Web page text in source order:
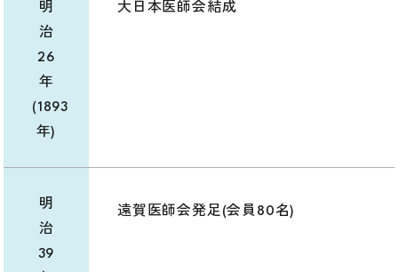
明
治
26
年
(1893
年)
大日本医師会結成
明
治
39
遠賀医師会発足(会員80名)